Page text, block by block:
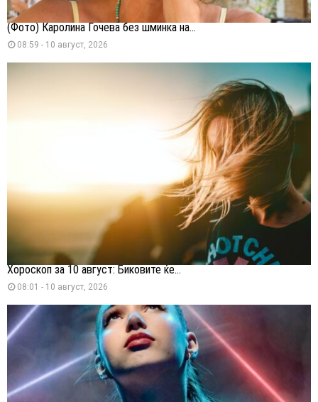
(Фото) Каролина Гочева без шминка на...
08:59 - 10 август, 2026
Хороскоп за 10 август: Биковите ќе...
08:01 - 10 август, 2026